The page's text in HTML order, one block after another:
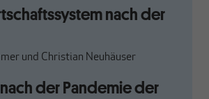
nach der
und Christian Neuhäuser
der Pandemie der